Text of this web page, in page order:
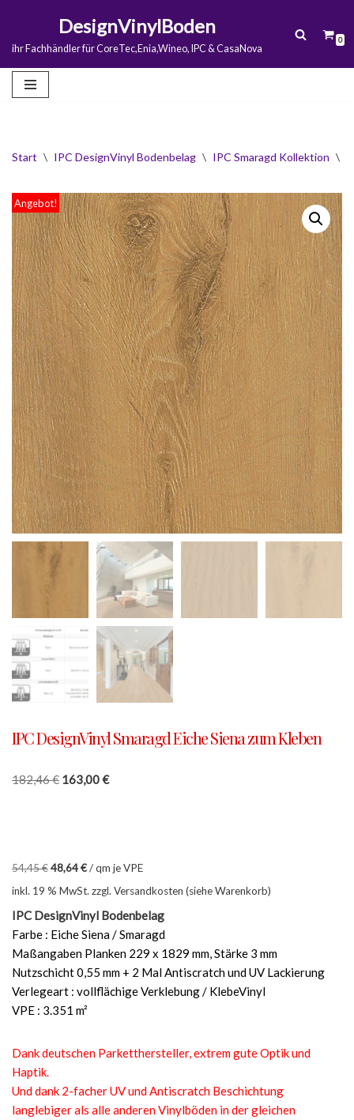
Zum
springen
DesignVinylBoden
ihr Fachhändler für CoreTec,Enia,Wineo, IPC & CasaNova
0
Start \ IPC DesignVinyl Bodenbelag \ IPC Smaragd Kollektion \
Angebot!
IPC DesignVinyl Smaragd Eiche Siena zum Kleben
182,46€ 163,00€
54,45€48,64€/qm je VPE
inkl. 19 % MwSt. zzgl. Versandkosten (siehe Warenkorb)
IPC DesignVinyl Bodenbelag
Farbe : Eiche Siena / Smaragd
Maßangaben Planken 229 x 1829 mm, Stärke 3 mm
Nutzschicht 0,55 mm + 2 Mal Antiscratch und UV Lackierung
Verlegeart : vollflächige Verklebung / KlebeVinyl
VPE : 3.351 m²
Dank deutschen Parketthersteller, extrem gute Optik und
Haptik.
Und dank 2-facher UV und Antiscratch Beschichtung
langlebiger als alle anderen Vinylböden in der gleichen